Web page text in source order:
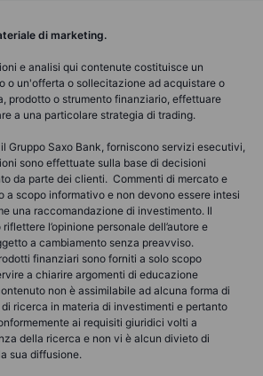
di marketing.
e analisi qui contenute costituisce un
o un'offerta o sollecitazione ad acquistare o
prodotto o strumento finanziario, effettuare
a una particolare strategia di trading.
Gruppo Saxo Bank, forniscono servizi esecutivi,
sono effettuate sulla base di decisioni
da parte dei clienti. Commenti di mercato e
a scopo informativo e non devono essere intesi
una raccomandazione di investimento. Il
l’opinione personale dell’autore e
a cambiamento senza preavviso.
finanziari sono forniti a solo scopo
a chiarire argomenti di educazione
non è assimilabile ad alcuna forma di
ricerca in materia di investimenti e pertanto
ai requisiti giuridici volti a
della ricerca e non vi è alcun divieto di
sua diffusione.